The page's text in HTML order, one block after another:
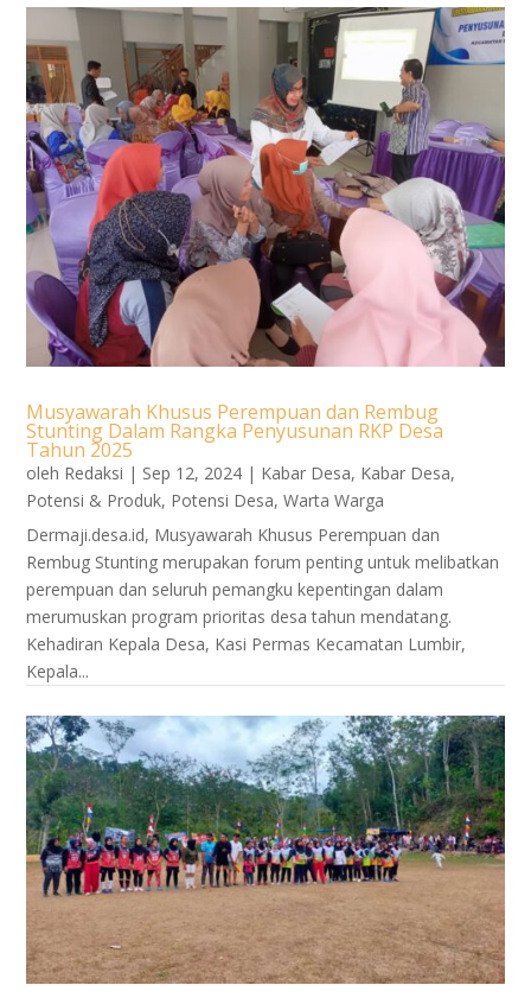
Musyawarah Khusus Perempuan dan Rembug
Stunting Dalam Rangka Penyusunan RKP Desa
Tahun 2025
oleh Redaksi | Sep 12, 2024 | Kabar Desa, Kabar Desa,
Potensi & Produk, Potensi Desa,Warta Warga
Dermaji.desa.id, Musyawarah Khusus Perempuan dan
Rembug Stunting merupakan forum penting untuk melibatkan
perempuan dan seluruh pemangku kepentingan dalam
merumuskan program prioritas desa tahun mendatang.
Kehadiran Kepala Desa, Kasi Permas Kecamatan Lumbir,
Kepala...